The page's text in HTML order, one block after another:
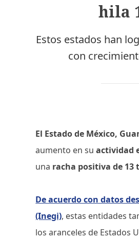
hila
Estos estados han
con
El Estado de México,
aumento en suactividad
una racha positiva de 13
De acuerdo con datos
(Inegi), estas entidades
los aranceles de Estados